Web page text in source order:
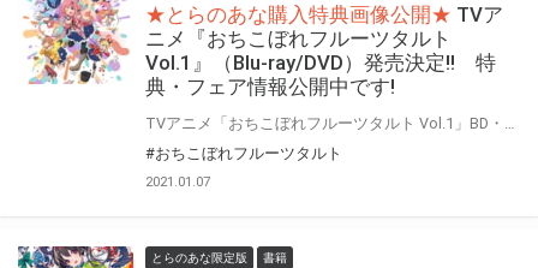
★とらのあな購入特典画像公開★ TVア
ニメ『おちこぼれフルーツタルト
Vol.1』（Blu-ray/DVD）発売決定!! 特
典・フェア情報公開中です!
#おちこぼれフルーツタルト
2021.01.07
とらのあな限定版 書籍